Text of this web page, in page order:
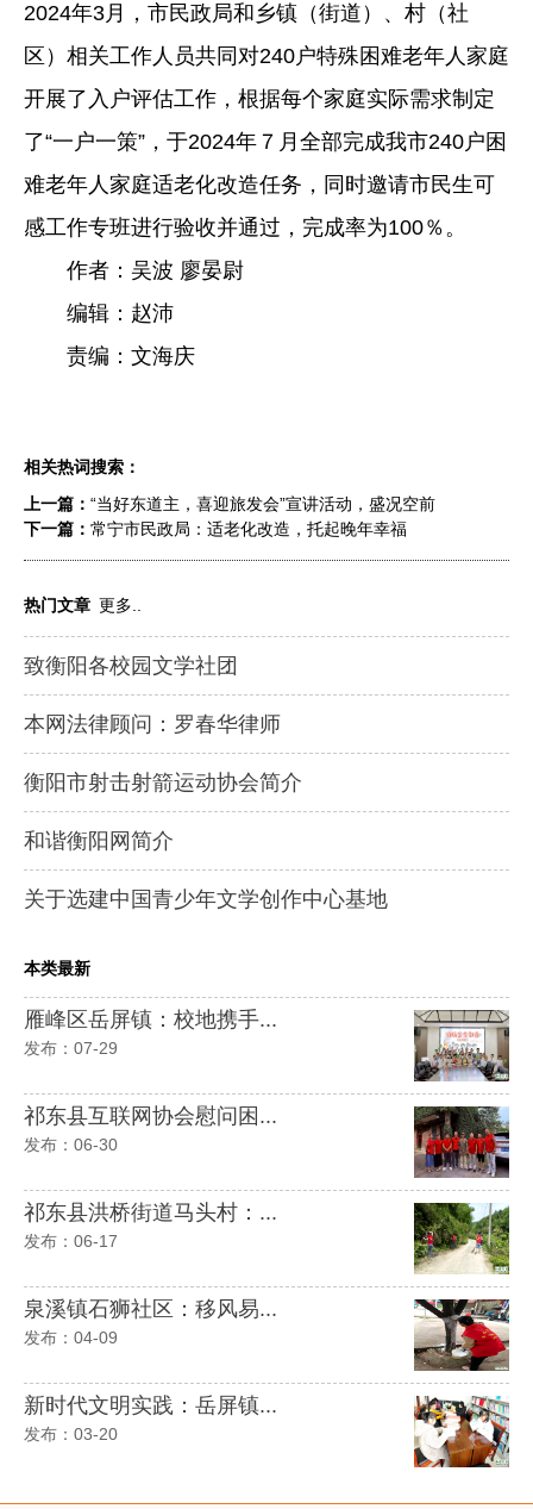
2024年3月，市民政局和乡镇（街道）、村（社
区）相关工作人员共同对240户特殊困难老年人家庭
开展了入户评估工作，根据每个家庭实际需求制定
了“一户一策”，于2024年７月全部完成我市240户困
难老年人家庭适老化改造任务，同时邀请市民生可
感工作专班进行验收并通过，完成率为100％。
作者：吴波 廖晏尉
编辑：赵沛
责编：文海庆
相关热词搜索：
上一篇： “当好东道主，喜迎旅发会”宣讲活动，盛况空前
下一篇： 常宁市民政局：适老化改造，托起晚年幸福
热门文章 更多..
致衡阳各校园文学社团
本网法律顾问：罗春华律师
衡阳市射击射箭运动协会简介
和谐衡阳网简介
关于选建中国青少年文学创作中心基地
本类最新
雁峰区岳屏镇：校地携手...
发布：07-29
祁东县互联网协会慰问困...
发布：06-30
祁东县洪桥街道马头村：...
发布：06-17
泉溪镇石狮社区：移风易...
发布：04-09
新时代文明实践：岳屏镇...
发布：03-20